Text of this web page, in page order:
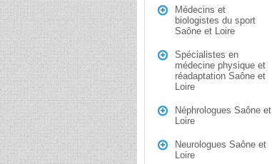
Médecins et
biologistes du sport
Saône et Loire
Spécialistes en
médecine physique et
réadaptation Saône et
Loire
Néphrologues Saône et
Loire
Neurologues Saône et
Loire